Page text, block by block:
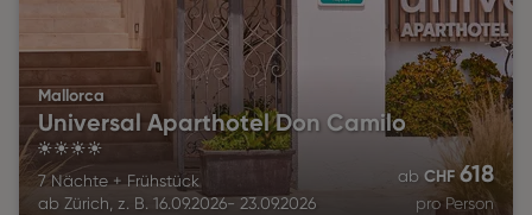
Mallorca
Universal Aparthotel Don Camilo
4
7 Nächte+ Frühstück
ab Zürich, z. B. 16.09.2026- 23.09.2026
ab CHF 618
pro Person